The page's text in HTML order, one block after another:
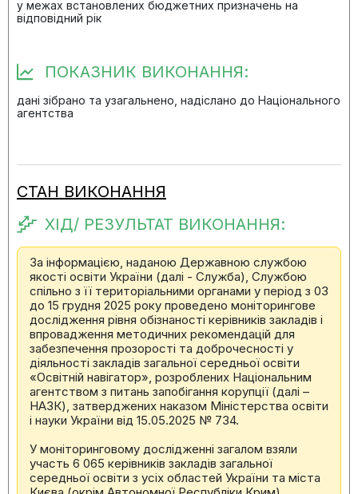
у межах встановлених бюджетних призначень на
відповідний рік
ПОКАЗНИК ВИКОНАННЯ:
дані зібрано та узагальнено, надіслано до Національного
агентства
СТАН ВИКОНАННЯ
ХІД/ РЕЗУЛЬТАТ ВИКОНАННЯ:
За інформацією, наданою Державною службою
якості освіти України (далі - Служба), Службою
спільно з її територіальними органами у період з 03
до 15 грудня 2025 року проведено моніторингове
дослідження рівня обізнаності керівників закладів і
впровадження методичних рекомендацій для
забезпечення прозорості та доброчесності у
діяльності закладів загальної середньої освіти
«Освітній навігатор», розроблених Національним
агентством з питань запобігання корупції (далі –
НАЗК), затверджених наказом Міністерства освіти
і науки України від 15.05.2025 № 734.
У моніторинговому дослідженні загалом взяли
участь 6 065 керівників закладів загальної
середньої освіти з усіх областей України та міста